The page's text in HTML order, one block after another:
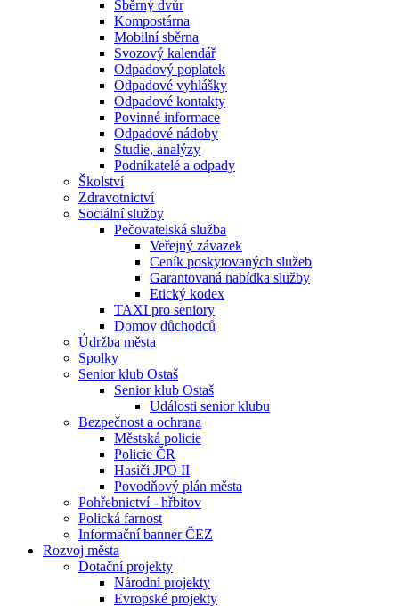
Sběrný dvůr
Kompostárna
Mobilní sběrna
Svozový kalendář
Odpadový poplatek
Odpadové vyhlášky
Odpadové kontakty
Povinné informace
Odpadové nádoby
Studie, analýzy
Podnikatelé a odpady
Školství
Zdravotnictví
Sociální služby
Pečovatelská služba
Veřejný závazek
Ceník poskytovaných služeb
Garantovaná nabídka služby
Etický kodex
TAXI pro seniory
Domov důchodců
Údržba města
Spolky
Senior klub Ostaš
Senior klub Ostaš
Události senior klubu
Bezpečnost a ochrana
Městská policie
Policie ČR
Hasiči JPO II
Povodňový plán města
Pohřebnictví - hřbitov
Polická farnost
Informační banner ČEZ
Rozvoj města
Dotační projekty
Národní projekty
Evropské projekty